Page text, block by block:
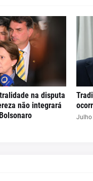
na disputa
não integrará
Julho